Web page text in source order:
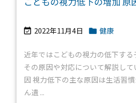
 2022年11月4日  健康
近年ではこどもの視力の低下する
その原因や対応について解説して
因 視力低下の主な原因は生活習
ん遺 ...